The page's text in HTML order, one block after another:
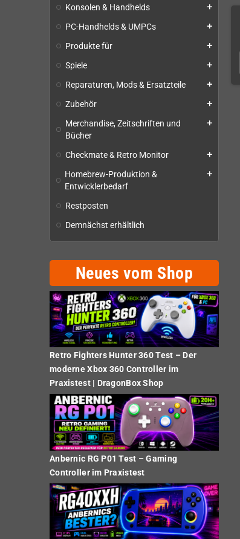
Konsolen & Handhelds add
PC-Handhelds & UMPCs add
Produkte für add
Spiele add
Reparaturen, Mods & Ersatzteile add
Zubehör add
Merchandise, Zeitschriften und
Bücher
add
Checkmate & Retro Monitor add
Homebrew-Produktion &
Entwicklerbedarf
add
Restposten
Demnächst erhältlich
Neues vom Shop
Retro Fighters Hunter 360 Test – Der
moderne Xbox 360 Controller im
Praxistest | DragonBox Shop
Anbernic RG P01 Test – Gaming
Controller im Praxistest